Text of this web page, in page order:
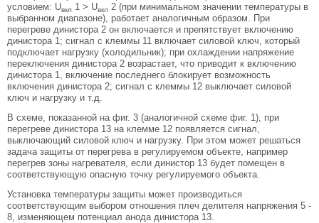
условием: Uвкл 1 > Uвкл 2 (при минимальном значении температуры в
выбранном диапазоне), работает аналогичным образом. При
перегреве динистора 2 он включается и препятствует включению
динистора 1; сигнал с клеммы 11 включает силовой ключ, который
подключает нагрузку (холодильник); при охлаждении напряжение
переключения динистора 2 возрастает, что приводит к включению
динистора 1, включение последнего блокирует возможность
включения динистора 2; сигнал с клеммы 12 выключает силовой
ключ и нагрузку и т.д.
В схеме, показанной на фиг. 3 (аналогичной схеме фиг. 1), при
перегреве динистора 13 на клемме 12 появляется сигнал,
выключающий силовой ключ и нагрузку. При этом может решаться
задача защиты от перегрева в регулируемом объекте, например
перегрев зоны нагревателя, если динистор 13 будет помещен в
соответствующую опасную точку регулируемого объекта.
Установка температуры защиты может производиться
соответствующим выбором отношения плеч делителя напряжения 5 -
8, изменяющем потенциал анода динистора 13.